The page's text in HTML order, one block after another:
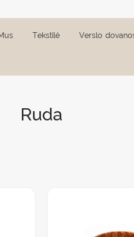
Tekstilė Verslo
Ruda